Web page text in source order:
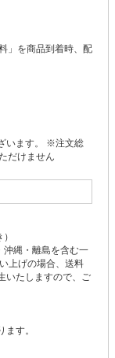
」を商品到着時、配
います。 ※注文総
だけません
縄・離島を含む一
上げの場合、送料
いたしますので、ご
す。